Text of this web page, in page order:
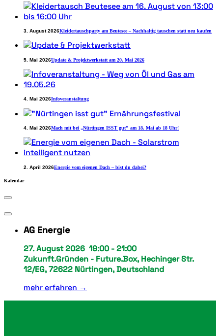
3. August 2026Kleidertauschparty am Beutesee – Nachhaltig tauschen statt neu kaufen
5. Mai 2026Update & Projektwerkstatt am 20. Mai 2026
4. Mai 2026Infoveranstaltung
4. Mai 2026Mach mit bei „Nürtingen ISST gut" am 18. Mai ab 18 Uhr!
2. April 2026Energie vom eigenen Dach – bist du dabei?
Kalendar
AG Energie
27. August 2026 19:00-21:00
Zukunft.Gründen - Future.Box, Hechinger Str.
12/EG, 72622 Nürtingen, Deutschland
mehr erfahren →